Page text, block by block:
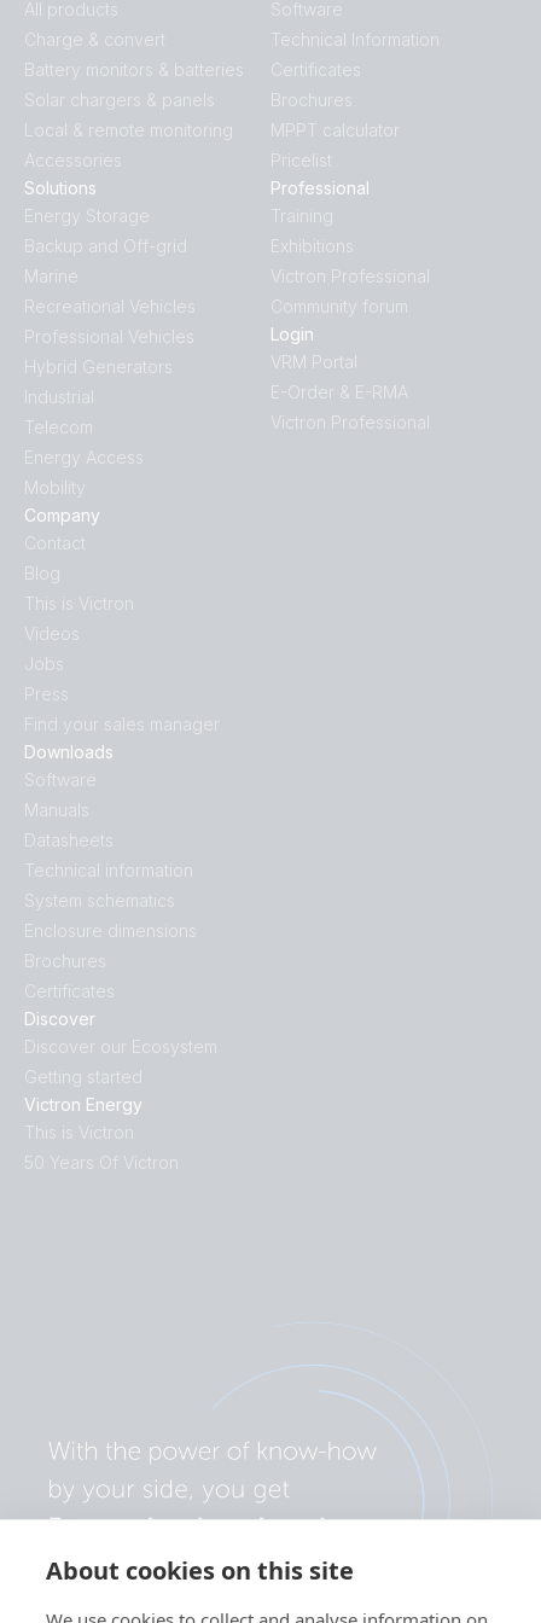
About cookies on this site
All products
Charge & convert
Battery monitors & batteries
Solar chargers & panels
Local & remote monitoring
Accessories
Discover
Discover our Ecosystem
Getting started
Victron Energy
This is Victron
50 Years Of Victron
Downloads
Software
Manuals
Datasheets
Technical information
System schematics
Enclosure dimensions
Brochures
Certificates
Solutions
Energy Storage
Backup and Off-grid
Marine
Recreational Vehicles
Professional Vehicles
Hybrid Generators
Industrial
Telecom
Energy Access
Mobility
Company
Contact
Blog
This is Victron
Videos
Jobs
Press
Find your sales manager
Software
Technical Information
Certificates
Brochures
MPPT calculator
Pricelist
Professional
Training
Exhibitions
Victron Professional
Community forum
Login
VRM Portal
E-Order & E-RMA
Victron Professional